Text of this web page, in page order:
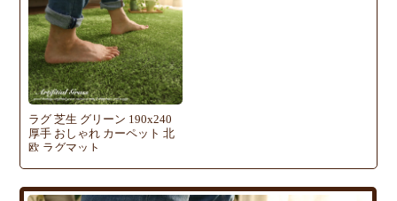
ラグ 芝生 グリーン 190x240
厚手 おしゃれ カーペット 北
欧 ラグマット